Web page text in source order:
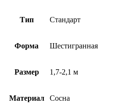
Тип Cтандарт
Форма Шестигранная
Размер 1,7-2,1 м
Материал Сосна